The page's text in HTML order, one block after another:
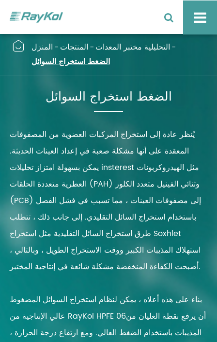
 المنزل المنتجات
التحليلية مختبر المعدات
الضغط استخراج السوائل
الضغط استخراج السوائل
يُنظر عادة إلى استخراج المركبات العضوية من المصفوفات
المعقدة على أنها مشكلة صعبة في إعداد العينات الحديثة.
يمكن بسهولة امتزاز تحليلات insterest مثل الهيدروكربونات
العطرية متعددة الحلقات (PAH) وثنائي الفينيل متعدد الكلور
(PCB) إلى مصفوفات العينات ، مما تسبب في فشل الفصل
باستخدام استخراج السائل التقليدي. إلى جانب ذلك ، تتطلب
طرق استخراج السائل التقليدية مثل استخراج Soxhlet
استهلاك المذيبات الكبير ووقت الاستخراج الطويل ، وبالتالي ،
أصبحت الكفاءة المنخفضة مشكلة شائعة في إنتاجية المختبر.
بناء على هذه أعلاه ، يمكن لنظام استخراج السوائل المضغوط
عالي الإنتاجية من RayKol HPFE 06أن يرفع نقطة الغليان من
المذيبات باستخدام الضغط العالي. ومع ارتفاع درجة الحرارة ،